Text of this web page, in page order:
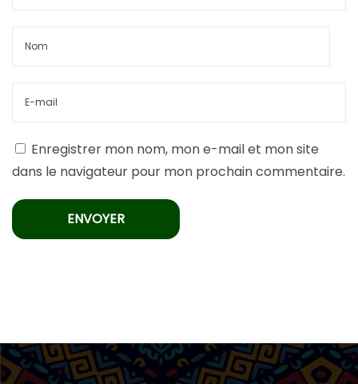
Enregistrer mon nom, mon e-mail et mon site
dans le navigateur pour mon prochain commentaire.